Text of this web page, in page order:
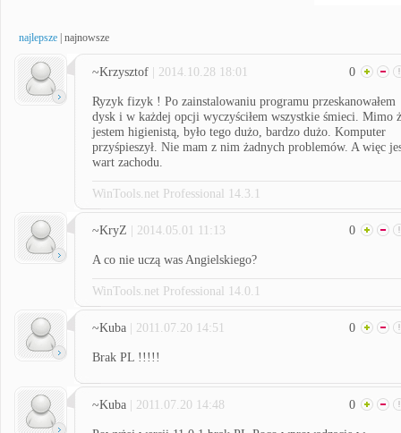
najlepsze najnowsze
~Krzysztof | 2014.10.28 18:01 0
Ryzyk fizyk ! Po zainstalowaniu programu przeskanowałem
dysk i w każdej opcji wyczyściłem wszystkie śmieci. Mimo
jestem higienistą, było tego dużo, bardzo dużo. Komputer
przyśpieszył. Nie mam z nim żadnych problemów. A więc
wart zachodu.
WinTools.net Professional 14.3.1
~KryZ | 2014.05.01 11:13 0
A co nie uczą was Angielskiego?
WinTools.net Professional 14.0.1
~Kuba | 2011.07.20 14:51 0
Brak PL !!!!!
~Kuba | 2011.07.20 14:48 0